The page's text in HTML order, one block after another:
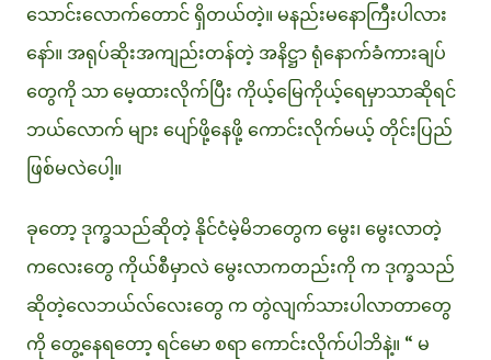
သောင်းလောက်တောင် ရှိတယ်တဲ့။ မနည်းမနောကြီးပါလား
နော်။ အရုပ်ဆိုးအကျည်းတန်တဲ့ အနိဋ္ဌာ ရုံနောက်ခံကားချပ်
တွေကို သာ မေ့ထားလိုက်ပြီး ကိုယ့်မြေကိုယ့်ရေမှာသာဆိုရင်
ဘယ်လောက် များ ပျော်ဖို့နေဖို့ ကောင်းလိုက်မယ့် တိုင်းပြည်
ဖြစ်မလဲပေါ့။
ခုတော့ ဒုက္ခသည်ဆိုတဲ့ နိုင်ငံမဲ့မိဘတွေက မွေး၊ မွေးလာတဲ့
ကလေးတွေ ကိုယ်စီမှာလဲ မွေးလာကတည်းကို က ဒုက္ခသည်
ဆိုတဲ့လေဘယ်လ်လေးတွေ က တွဲလျက်သားပါလာတာတွေ
ကို တွေ့နေရတော့ ရင်မော စရာ ကောင်းလိုက်ပါဘိနဲ့။ “ မ